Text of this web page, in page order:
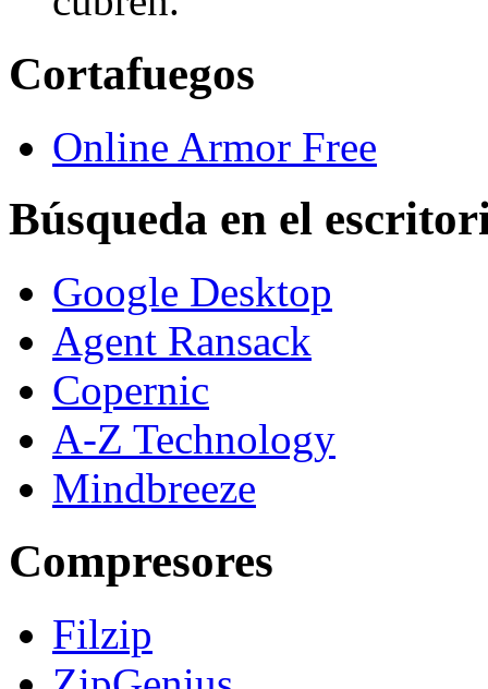
Cortafuegos
Online Armor Free
Búsqueda en el
Google Desktop
Agent Ransack
Copernic
A-Z Technology
Mindbreeze
Compresores
Filzip